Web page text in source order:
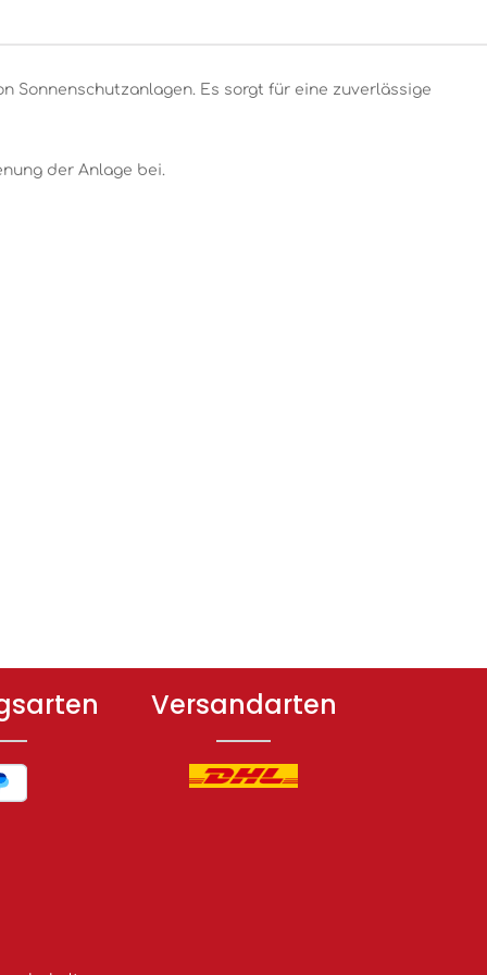
Sonnenschutzanlagen. Es sorgt für eine zuverlässige
der Anlage bei.
Versandarten